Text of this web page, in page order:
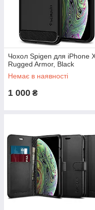
Чохол Spigen для iPhone
Rugged Armor, Black
Немає в наявності
1 000 ₴